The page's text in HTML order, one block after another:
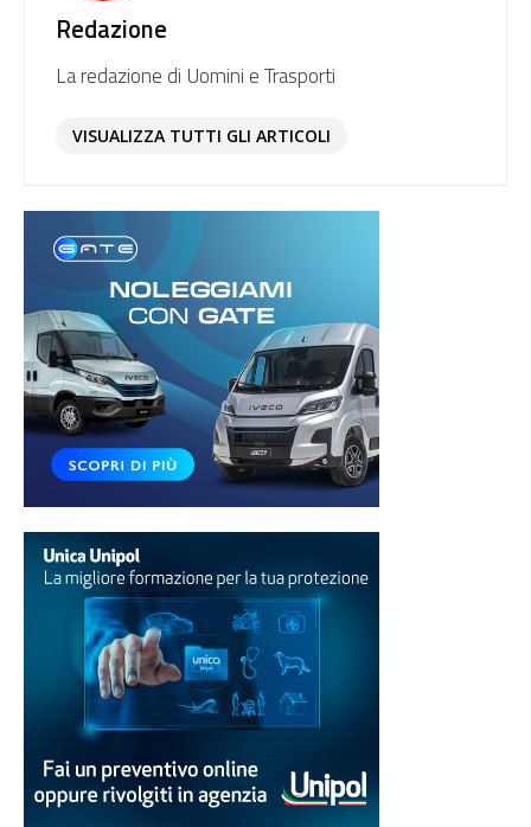
Redazione
La redazione di Uomini e Trasporti
VISUALIZZA TUTTI GLI ARTICOLI